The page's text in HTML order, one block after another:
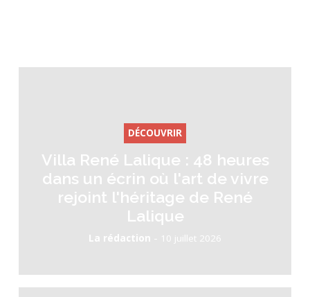
DÉCOUVRIR
Villa René Lalique : 48 heures
dans un écrin où l'art de vivre
rejoint l'héritage de René
Lalique
La rédaction - 10 juillet 2026